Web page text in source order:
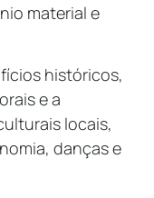
material e
históricos,
e a
locais,
danças e